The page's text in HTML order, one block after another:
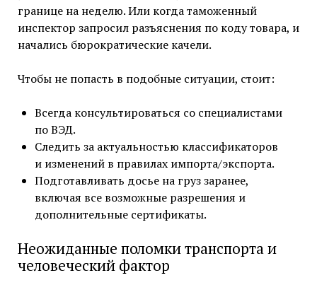
границе на неделю. Или когда таможенный
инспектор запросил разъяснения по коду товара, и
начались бюрократические качели.
Чтобы не попасть в подобные ситуации, стоит:
Всегда консультироваться со специалистами
по ВЭД.
Следить за актуальностью классификаторов
и изменений в правилах импорта/экспорта.
Подготавливать досье на груз заранее,
включая все возможные разрешения и
дополнительные сертификаты.
Неожиданные поломки транспорта и
человеческий фактор